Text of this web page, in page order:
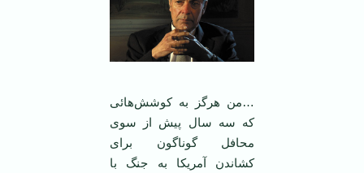
…من هرگز به کوشش‌هائی
که سه سال پیش از سوی
محافل گوناگون برای
کشاندن آمریکا به جنگ با